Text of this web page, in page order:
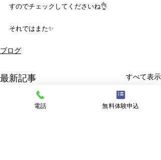
すのでチェックしてくださいね👌
それではまた✨
ブログ
最新記事 すべて表示
電話 無料体験申込